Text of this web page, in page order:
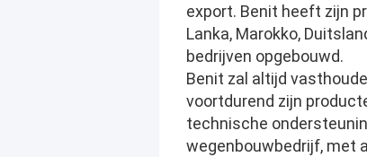
export. Benit heeft zijn
Lanka, Marokko,
bedrijven opgebouwd.
Benit zal altijd
voortdurend zijn
technische
wegenbouwbedrijf, met